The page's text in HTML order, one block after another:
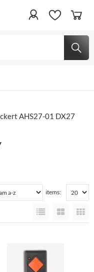
AHS27-01 DX27
items: